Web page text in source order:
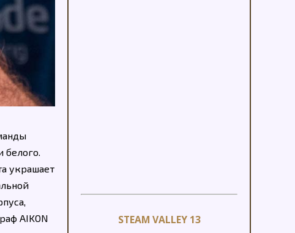
белого.
украшает
AIKON
STEAM VALLEY 13